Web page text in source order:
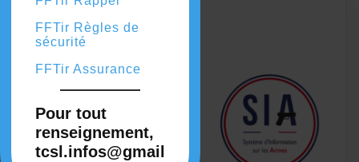
FFTir Règles de
sécurité
FFTir Assurance
Pour tout
renseignement,
tcsl.infos@gmail